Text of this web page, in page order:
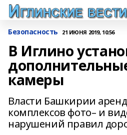
Безопасность 21 ИЮНЯ 2019, 10:56
В Иглино
камеры
Власти Башкирии
комплексов фото– и
нарушений правил